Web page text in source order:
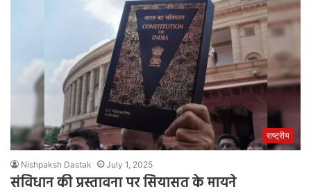
राष्ट्रीय
Nishpaksh Dastak July 1, 2025
संविधान की प्रस्तावना पर सियासत के मायने